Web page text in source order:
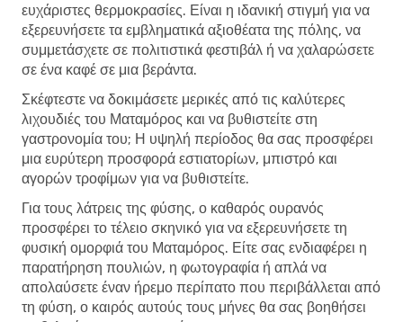
ευχάριστες θερμοκρασίες. Είναι η ιδανική στιγμή για να
εξερευνήσετε τα εμβληματικά αξιοθέατα της πόλης, να
συμμετάσχετε σε πολιτιστικά φεστιβάλ ή να χαλαρώσετε
σε ένα καφέ σε μια βεράντα.
Σκέφτεστε να δοκιμάσετε μερικές από τις καλύτερες
λιχουδιές του Ματαμόρος και να βυθιστείτε στη
γαστρονομία του; Η υψηλή περίοδος θα σας προσφέρει
μια ευρύτερη προσφορά εστιατορίων, μπιστρό και
αγορών τροφίμων για να βυθιστείτε.
Για τους λάτρεις της φύσης, ο καθαρός ουρανός
προσφέρει το τέλειο σκηνικό για να εξερευνήσετε τη
φυσική ομορφιά του Ματαμόρος. Είτε σας ενδιαφέρει η
παρατήρηση πουλιών, η φωτογραφία ή απλά να
απολαύσετε έναν ήρεμο περίπατο που περιβάλλεται από
τη φύση, ο καιρός αυτούς τους μήνες θα σας βοηθήσει